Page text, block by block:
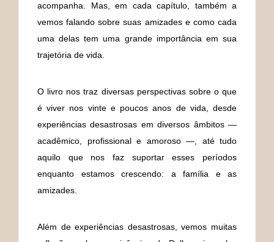
acompanha. Mas, em cada capítulo, também a
vemos falando sobre suas amizades e como cada
uma delas tem uma grande importância em sua
trajetória de vida.
O livro nos traz diversas perspectivas sobre o que
é viver nos vinte e poucos anos de vida, desde
experiências desastrosas em diversos âmbitos —
acadêmico, profissional e amoroso —, até tudo
aquilo que nos faz suportar esses períodos
enquanto estamos crescendo: a família e as
amizades.
Além de experiências desastrosas, vemos muitas